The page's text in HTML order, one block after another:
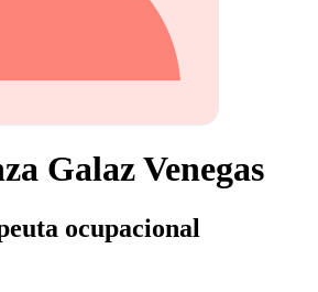
Galaz Venegas
ocupacional